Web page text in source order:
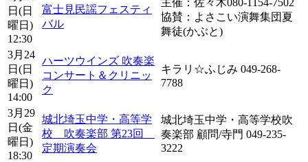
日(日
曜日)
12:30
富士見民謡フェスティ
バル
協賛：よさこい演舞集団夏
舞徒(かぶと)
3月24
日(日
曜日)
14:00
ハーツウインズ 吹奏楽
コンサート＆クリニッ
ク
キラリ☆ふじみ 049-268-
7788
3月29
日(金
曜日)
18:30
城北埼玉中学・高等学
校 吹奏楽部 第23回
定期演奏会
城北埼玉中学・高等学校吹
奏楽部 顧問/寺門 049-235-
3222